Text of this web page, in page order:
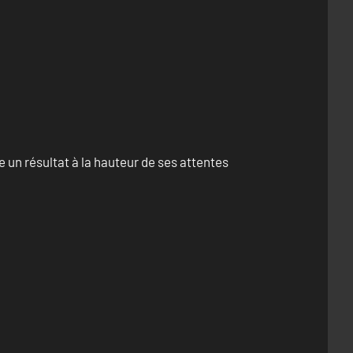
résultat à la hauteur de ses attentes